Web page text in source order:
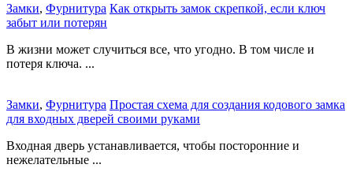
Замки, Фурнитура Как открыть замок скрепкой, если ключ
забыт или потерян
В жизни может случиться все, что угодно. В том числе и
потеря ключа. ...
Замки, Фурнитура Простая схема для создания кодового замка
для входных дверей своими руками
Входная дверь устанавливается, чтобы посторонние и
нежелательные ...